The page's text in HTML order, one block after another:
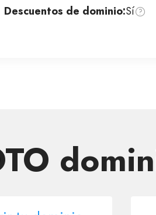
Descuentos de dominio:Sí